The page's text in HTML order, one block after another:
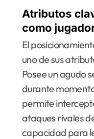
Atributos
como
El
uno de sus
Posee un agudo
durante
permite
ataques rivales
capacidad para